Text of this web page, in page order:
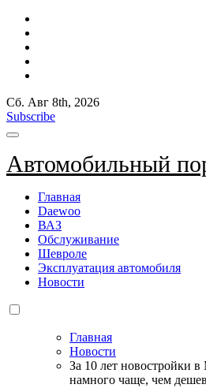
Сб. Авг 8th, 2026
Subscribe
Автомобильный
Главная
Daewoo
ВАЗ
Обслуживание
Шевроле
Эксплуатация автомобиля
Новости
Главная
Новости
За 10 лет новостройки
намного чаще, чем